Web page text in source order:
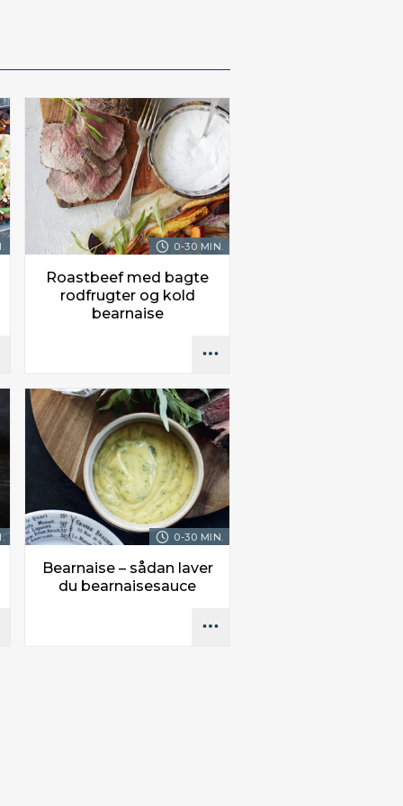
0-30 MIN.
Roastbeef med bagte
rodfrugter og kold
bearnaise
0-30 MIN.
Bearnaise – sådan laver
du bearnaisesauce